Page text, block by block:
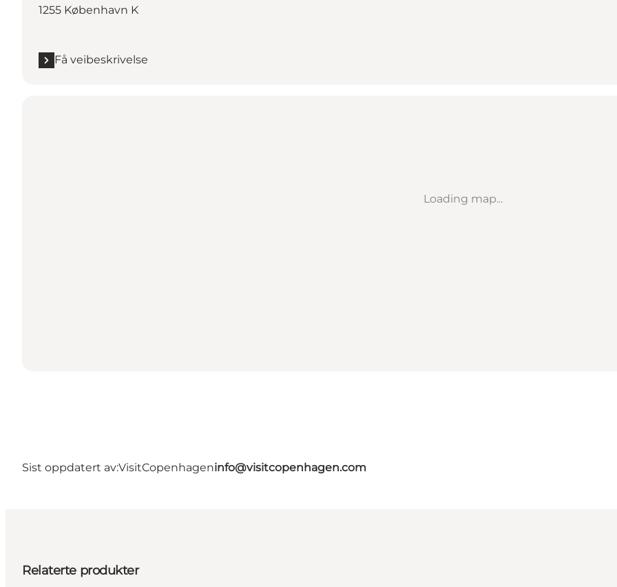
1255 København K
Få veibeskrivelse
Loading map...
Sist oppdatert av:VisitCopenhageninfo@visitcopenhagen.com
Relaterte produkter